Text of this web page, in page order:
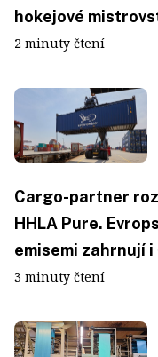
hokejové
2 minuty čtení
Cargo-partner
HHLA Pure.
emisemi zahrnují i
3 minuty čtení